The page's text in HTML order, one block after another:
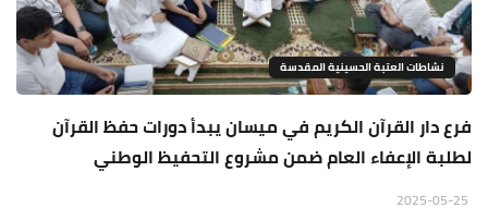
نشاطات العتبة الحسينية المقدسة
فرع دار القرآن الكريم في ميسان يبدأ دورات حفظ القرآن
لطلبة الإعفاء العام ضمن مشروع التحفيظ الوطني